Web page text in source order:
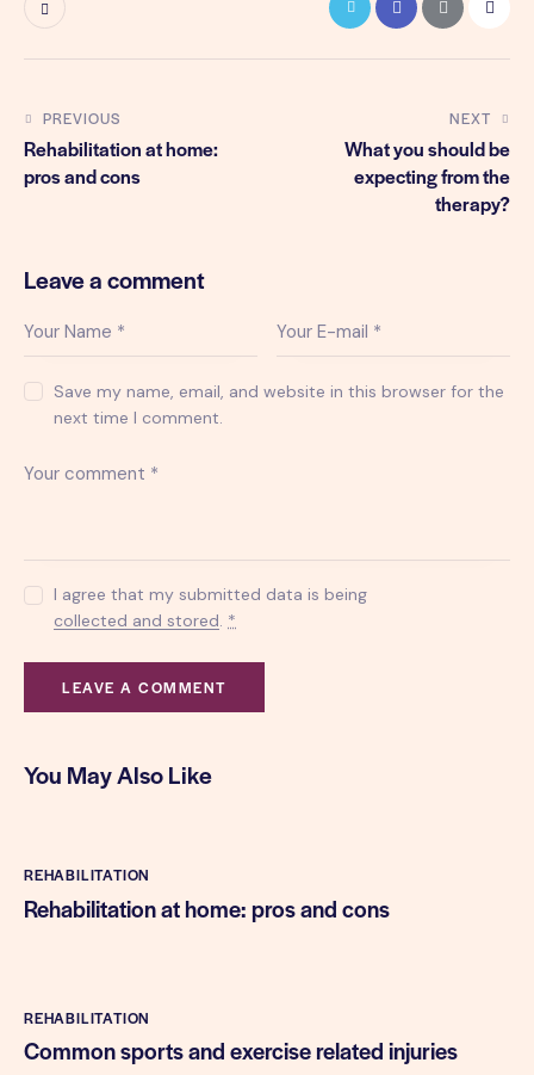
PREVIOUS
Rehabilitation at home:
pros and cons
NEXT
What you should be
expecting from the
therapy?
Leave a comment
Save my name, email, and website in this browser for the
next time I comment.
I agree that my submitted data is being
collected and stored. *
You May Also Like
REHABILITATION
Rehabilitation at home: pros and cons
REHABILITATION
Common sports and exercise related injuries